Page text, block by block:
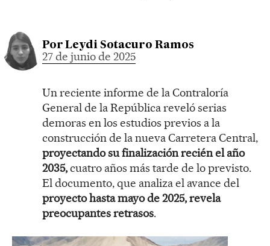
Por Leydi Sotacuro Ramos
27 de junio de 2025
Un reciente informe de la Contraloría
General de la República reveló serias
demoras en los estudios previos a la
construcción de la nueva Carretera Central,
proyectando su finalización recién el año
2035,cuatro años más tarde de lo previsto.
El documento, que analiza el avance del
proyecto hasta mayo de 2025, revela
preocupantes retrasos.